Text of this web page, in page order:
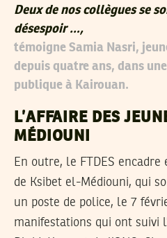
Deux de nos collègues se
désespoir …,
témoigne Samia Nasri,
depuis quatre ans, dans
publique à Kairouan.
L’AFFAIRE DES
MÉDIOUNI
En outre, le FTDES
de Ksibet el-Médiouni, qui
un poste de police, le 7
manifestations qui ont suivi